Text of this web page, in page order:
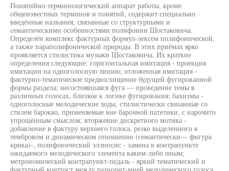
Понятийно-терминологический аппарат работы, кроме
общеизвестных терминов и понятий, содержит специально
введённые названия, связанные со структурными и
семантическими особенностями полифонии Шостаковича.
Определён комплекс фактурных формул-лексем полифонической,
а также параполифонической природы. В этих приёмах ярко
проявляется стилистика музыки Шостаковича. Их краткие
определения следующие: горизонтальная имитация - проекция
имитации на одноголосную линию; отложенная имитация -
фактурно-тематическое предвосхищение будущей фугированной
формы раздела; несостоявшаяся фуга — проведение темы в
различных голосах, близкое к логике фугирования; бахизмы -
одноголосные мелодические ходы, стилистически связанные со
стилем барокко, применяемые вне барочной патетики, с нарочито
упрощённым смыслом; вторжение дискретного мотива -
добавление в фактуру верхнего голоса, резко выделенного в
тембровом и динамическом отношении (семантически— фигура
крика)-, полифонический эллипсис - замена в контрапункте
ожидаемого мелодического элемента каким-либо иным;
метрономический контрапункт-педаль - яркий тематический и